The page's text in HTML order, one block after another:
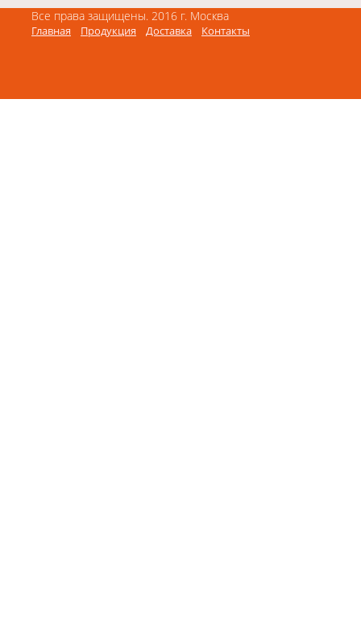
Все права защищены. 2016 г. Москва
Главная Продукция Доставка Контакты